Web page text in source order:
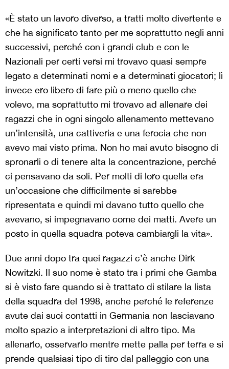
«È stato un lavoro diverso, a tratti molto divertente e
che ha significato tanto per me soprattutto negli anni
successivi, perché con i grandi club e con le
Nazionali per certi versi mi trovavo quasi sempre
legato a determinati nomi e a determinati giocatori; lì
invece ero libero di fare più o meno quello che
volevo, ma soprattutto mi trovavo ad allenare dei
ragazzi che in ogni singolo allenamento mettevano
un’intensità, una cattiveria e una ferocia che non
avevo mai visto prima. Non ho mai avuto bisogno di
spronarli o di tenere alta la concentrazione, perché
ci pensavano da soli. Per molti di loro quella era
un’occasione che difficilmente si sarebbe
ripresentata e quindi mi davano tutto quello che
avevano, si impegnavano come dei matti. Avere un
posto in quella squadra poteva cambiargli la vita».
Due anni dopo tra quei ragazzi c’è anche Dirk
Nowitzki. Il suo nome è stato tra i primi che Gamba
si è visto fare quando si è trattato di stilare la lista
della squadra del 1998, anche perché le referenze
avute dai suoi contatti in Germania non lasciavano
molto spazio a interpretazioni di altro tipo. Ma
allenarlo, osservarlo mentre mette palla per terra e si
prende qualsiasi tipo di tiro dal palleggio con una